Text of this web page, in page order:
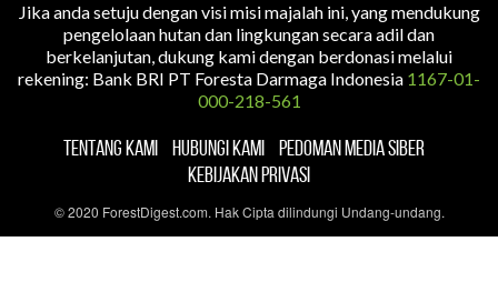
Jika anda setuju dengan visi misi majalah ini, yang mendukung
pengelolaan hutan dan lingkungan secara adil dan
berkelanjutan, dukung kami dengan berdonasi melalui
rekening: Bank BRI PT Foresta Darmaga Indonesia 1167-01-
000-218-561
TENTANG KAMI HUBUNGI KAMI
PEDOMAN MEDIA SIBER
KEBIJAKAN PRIVASI
© 2020 ForestDigest.com. Hak Cipta dilindungi Undang-undang.